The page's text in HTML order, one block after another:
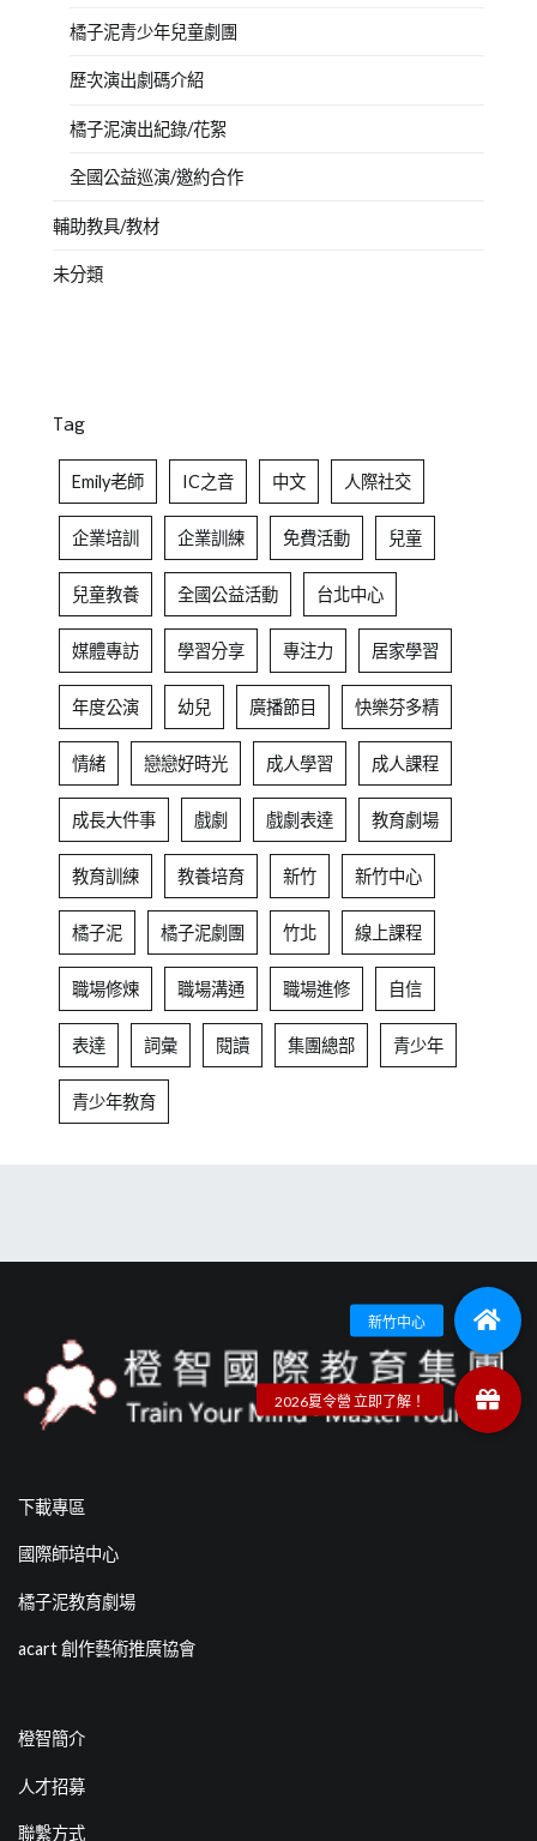
橘子泥青少年兒童劇團
歷次演出劇碼介紹
橘子泥演出紀錄/花絮
全國公益巡演/邀約合作
輔助教具/教材
未分類
Tag
Emily老師 IC之音 中文 人際社交
企業培訓 企業訓練 免費活動 兒童
兒童教養 全國公益活動 台北中心
媒體專訪 學習分享 專注力 居家學習
年度公演 幼兒 廣播節目 快樂芬多精
情緒 戀戀好時光 成人學習 成人課程
成長大件事 戲劇 戲劇表達 教育劇場
教育訓練 教養培育 新竹 新竹中心
橘子泥 橘子泥劇團 竹北 線上課程
職場修煉 職場溝通 職場進修 自信
表達 詞彙 閱讀 集團總部 青少年
青少年教育
下載專區
國際師培中心
橘子泥教育劇場
acart 創作藝術推廣協會
橙智簡介
人才招募
聯繫方式